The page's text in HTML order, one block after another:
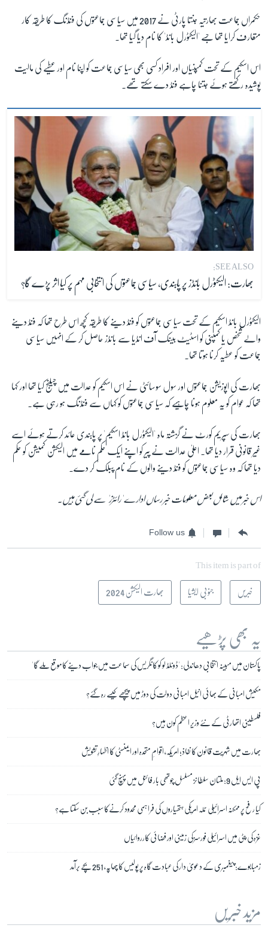
حکمراں جماعت بھارتیہ جنتا پارٹی نے 2017 میں سیاسی جماعتوں کی فنڈنگ کا طریقہ کار
متعارف کرایا تھا جسے 'الیکٹورل بانڈ' کا نام دیا گیا تھا۔
اس اسکیم کے تحت کمپنیاں اور افراد کسی بھی سیاسی جماعت کو اپنا نام اور عطیے کی مالیت
پوشیدہ رکھتے ہوئے جتنا چاہے فنڈ دے سکتے تھے۔
SEE ALSO:
بھارت: الیکٹورل بانڈز پر پابندی، سیاسی جماعتوں کی انتخابی مہم پر کیا اثر پڑے گا؟
الیکٹورل بانڈ اسکیم کے تحت سیاسی جماعتوں کو فنڈ دینے کا طریقہ کچھ اس طرح تھا کہ فنڈ دینے
والے شخص یا کمپنی کو اسٹیٹ بینک آف انڈیا سے بانڈز حاصل کر کے انہیں سیاسی
جماعت کو عطیہ کرنا ہوتا تھا۔
بھارت کی اپوزیشن جماعتوں اور سول سوسائٹی نے اس اسکیم کو عدالت میں چیلنج کیا تھا اور کہا
تھا کہ عوام کو یہ معلوم ہونا چاہیے کہ سیاسی جماعتوں کو کہاں سے فنڈنگ ہو رہی ہے۔
بھارت کی سپریم کورٹ نے گزشتہ ماہ 'الیکٹورل بانڈ اسکیم' پر پابندی عائد کرتے ہوئے اسے
غیر قانونی قرار دیا تھا۔ اعلیٰ عدالت نے پیر کو اپنے ایک حکم نامے میں الیکشن کمیشن کو حکم
دیا تھا کہ وہ سیاسی جماعتوں کو فنڈ دینے والوں کے نام پبلک کر دے۔
اس خبر میں شامل بعض معلومات خبر رساں ادارے 'رائٹرز' سے لی گئی ہیں۔
Follow us
This item is part of
خبریں جنوبی ایشیا بھارت الیکشن 2024
یہ بھی پڑھیے
پاکستان میں مبینہ انتخابی دھاندلی: 'ڈونلڈ لو کو کانگریس کی سماعت میں جواب دینے کا موقع ملے گا'
مکیش امبانی کے بھائی انیل امبانی دولت کی دوڑ میں پیچھے کیسے رہ گئے؟
فلسطینی اتھارٹی کے نئے وزیر اعظم کون ہیں؟
بھارت میں شہریت قانون کا نفاذ؛ امریکہ، اقوامِ متحدہ اور ایمنسٹی کا اظہارِ تشویش
پی ایس ایل 9: ملتان سلطانز مسلسل چوتھی بار فائنل میں پہنچ گئی
کیا رفح پر ممکنہ اسرائیلی حملہ امریکی ہتھیاروں کی فراہمی محدود کرنےکا سبب بن سکتا ہے؟
غزہ کی پٹی میں اسرائیلی فورسز کی زمینی اور فضائی کارروائیاں
زمبابوے: پیغمبری کے دعویٰ دار کی عبادت گاہ پر پولیس کا چھاپہ، 251 بچے برآمد
مزید خبریں